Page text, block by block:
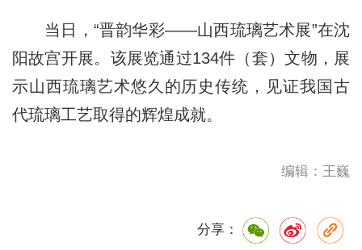
当日，“晋韵华彩——山西琉璃艺术展”在沈
阳故宫开展。该展览通过134件（套）文物，展
示山西琉璃艺术悠久的历史传统，见证我国古
代琉璃工艺取得的辉煌成就。
编辑：王巍
分享：